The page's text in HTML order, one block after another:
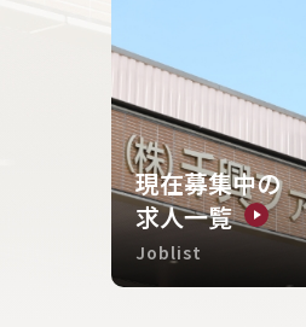
現在募集中の
求人一覧
Joblist